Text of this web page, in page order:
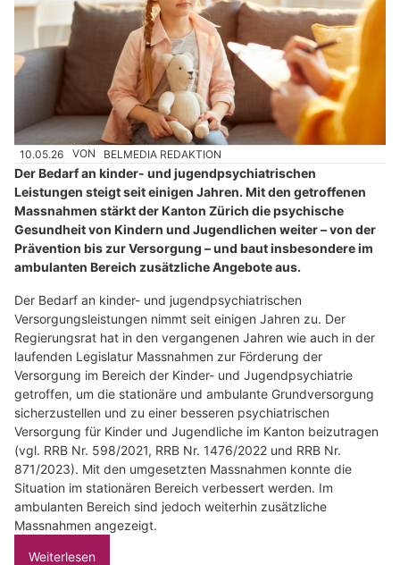
10.05.26 VON BELMEDIA REDAKTION
Der Bedarf an kinder- und jugendpsychiatrischen
Leistungen steigt seit einigen Jahren. Mit den getroffenen
Massnahmen stärkt der Kanton Zürich die psychische
Gesundheit von Kindern und Jugendlichen weiter – von der
Prävention bis zur Versorgung – und baut insbesondere im
ambulanten Bereich zusätzliche Angebote aus.
Der Bedarf an kinder- und jugendpsychiatrischen
Versorgungsleistungen nimmt seit einigen Jahren zu. Der
Regierungsrat hat in den vergangenen Jahren wie auch in der
laufenden Legislatur Massnahmen zur Förderung der
Versorgung im Bereich der Kinder- und Jugendpsychiatrie
getroffen, um die stationäre und ambulante Grundversorgung
sicherzustellen und zu einer besseren psychiatrischen
Versorgung für Kinder und Jugendliche im Kanton beizutragen
(vgl. RRB Nr. 598/2021, RRB Nr. 1476/2022 und RRB Nr.
871/2023). Mit den umgesetzten Massnahmen konnte die
Situation im stationären Bereich verbessert werden. Im
ambulanten Bereich sind jedoch weiterhin zusätzliche
Massnahmen angezeigt.
Weiterlesen